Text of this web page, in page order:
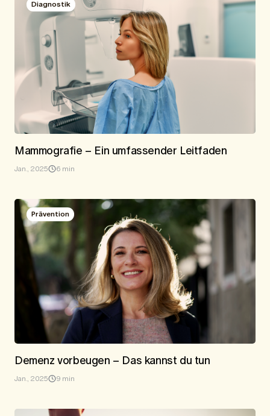
Diagnostik
Mammografie – Ein umfassender Leitfaden
Jan., 2025 6 min
Prävention
Demenz vorbeugen – Das kannst du tun
Jan., 2025 9 min